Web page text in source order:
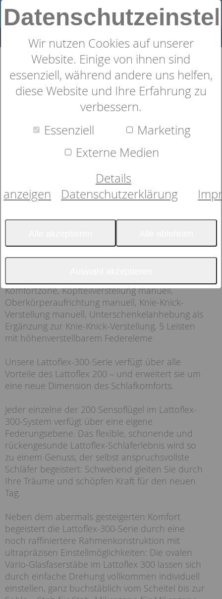
Wir nutzen Cookies auf unserer
Website. Einige von ihnen sind
essenziell, während andere uns helfen,
diese Website und Ihre Erfahrung zu
verbessern.
Essenziell
Marketing
Externe Medien
Details
anzeigen
Datenschutzerklärung
Lattoflex 360 Plus
Komfortzone, Kopfteilverstellung manuell,
Oberkörperaufrichtung manuell, Knie-Knick-
Verstellung manuell, Unterschenkelanhebung als
Ergänzung zur Knie-Knick-Verstellung, 5 Leisten
mit höhenverstellbarem Federeleme
Unsere Lattoflex-300-Serie verfügt über alle
Vorteile des Lattoflex 200 – und erweitert sie um
eine neue Dimension des Schlafkomforts.
Jeder einzelne der 200 Sensoflügel im Lattoflex-
300-System verfügt über eine eigene
Federungsebene. Das flexible, schonende und
rückengesunde Lattoflex-Schlaferlebnis wird so
zu einem Genuss, der selbst anspruchsvollste
Schläfer begeistert: Schwebend gleiten Sie durch
Ihre Träume und schöpfen Kraft für den neuen
Tag.
Neben dem abermals gesteigerten Komfort
begeistert die Lattoflex-300-Serie durch eine
noch raffiniertere Rahmenkonstruktion mit
ultrapräzisen Einstellmöglichkeiten: Die ovalen
Vario-Glasfaserstäbe im Lattoflex 300 lassen sich
durch einfache Drehung vollkommen individuell
einstellen, ganz buchstäblich vom Scheitel bis zur